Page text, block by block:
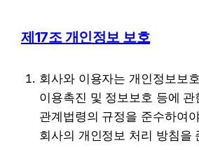
제17조 개인정보 보호
회사와 이용자는 개인정보보
이용촉진 및 정보보호 등에
관계법령의 규정을 준수하여
회사의 개인정보 처리 방침을